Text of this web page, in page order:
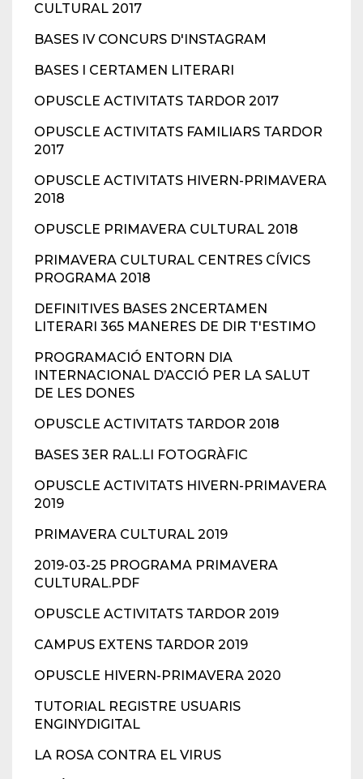
CULTURAL 2017
BASES IV CONCURS D'INSTAGRAM
BASES I CERTAMEN LITERARI
OPUSCLE ACTIVITATS TARDOR 2017
OPUSCLE ACTIVITATS FAMILIARS TARDOR
2017
OPUSCLE ACTIVITATS HIVERN-PRIMAVERA
2018
OPUSCLE PRIMAVERA CULTURAL 2018
PRIMAVERA CULTURAL CENTRES CÍVICS
PROGRAMA 2018
DEFINITIVES BASES 2NCERTAMEN
LITERARI 365 MANERES DE DIR T'ESTIMO
PROGRAMACIÓ ENTORN DIA
INTERNACIONAL D’ACCIÓ PER LA SALUT
DE LES DONES
OPUSCLE ACTIVITATS TARDOR 2018
BASES 3ER RAL.LI FOTOGRÀFIC
OPUSCLE ACTIVITATS HIVERN-PRIMAVERA
2019
PRIMAVERA CULTURAL 2019
2019-03-25 PROGRAMA PRIMAVERA
CULTURAL.PDF
OPUSCLE ACTIVITATS TARDOR 2019
CAMPUS EXTENS TARDOR 2019
OPUSCLE HIVERN-PRIMAVERA 2020
TUTORIAL REGISTRE USUARIS
ENGINYDIGITAL
LA ROSA CONTRA EL VIRUS